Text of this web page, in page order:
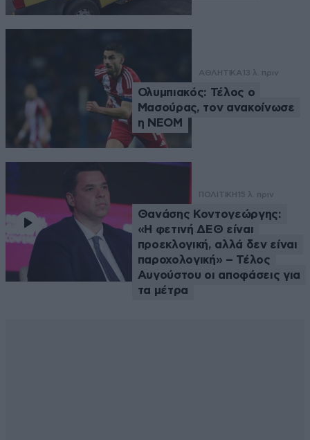
ΑΘΛΗΤΙΚΑ 13 λ. πριν
Ολυμπιακός: Τέλος ο
Μασούρας, τον ανακοίνωσε
η ΝΕΟΜ
ΠΟΛΙΤΙΚΗ 15 λ. πριν
Θανάσης Κοντογεώργης:
«Η φετινή ΔΕΘ είναι
προεκλογική, αλλά δεν είναι
παροχολογική» – Τέλος
Αυγούστου οι αποφάσεις για
τα μέτρα